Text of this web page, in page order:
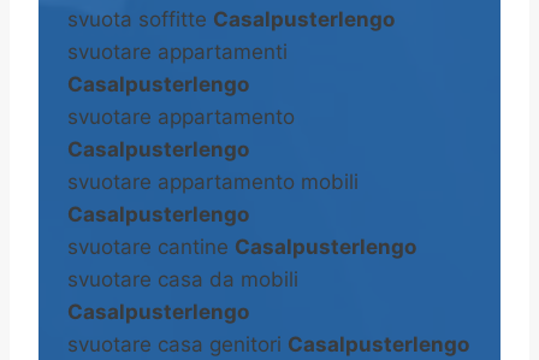
svuota soffitte Casalpusterlengo
svuotare appartamenti
Casalpusterlengo
svuotare appartamento
Casalpusterlengo
svuotare appartamento mobili
Casalpusterlengo
svuotare cantine Casalpusterlengo
svuotare casa da mobili
Casalpusterlengo
svuotare casa genitori Casalpusterlengo